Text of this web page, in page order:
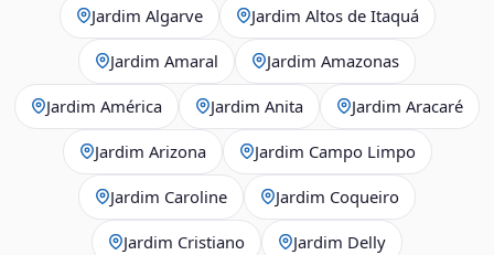
Jardim Algarve Jardim Altos de Itaquá
Jardim Amaral Jardim Amazonas
Jardim América Jardim Anita Jardim Aracaré
Jardim Arizona Jardim Campo Limpo
Jardim Caroline Jardim Coqueiro
Jardim Cristiano Jardim Delly